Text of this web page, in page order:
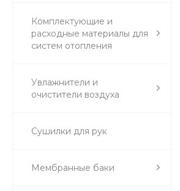
Комплектующие и
расходные материалы для
систем отопления
Увлажнители и
очистители воздуха
Сушилки для рук
Мембранные баки